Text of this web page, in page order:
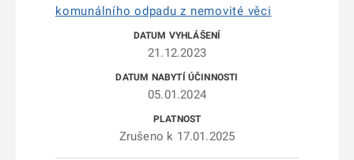
komunálního odpadu z nemovité věci
21.12.2023
05.01.2024
Zrušeno k 17.01.2025